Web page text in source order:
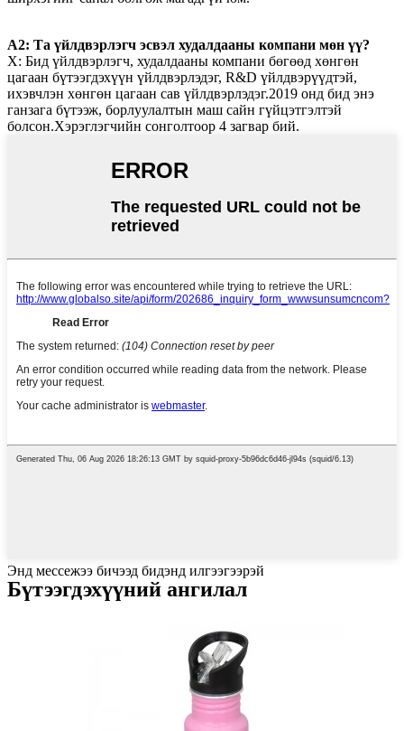
А2: Та үйлдвэрлэгч эсвэл худалдааны компани мөн үү?
Х: Бид үйлдвэрлэгч, худалдааны компани бөгөөд хөнгөн
цагаан бүтээгдэхүүн үйлдвэрлэдэг, R&D үйлдвэрүүдтэй,
ихэвчлэн хөнгөн цагаан сав үйлдвэрлэдэг.2019 онд бид энэ
ганзага бүтээж, борлуулалтын маш сайн гүйцэтгэлтэй
болсон.Хэрэглэгчийн сонголтоор 4 загвар бий.
Энд мессежээ бичээд бидэнд илгээгээрэй
Бүтээгдэхүүний ангилал